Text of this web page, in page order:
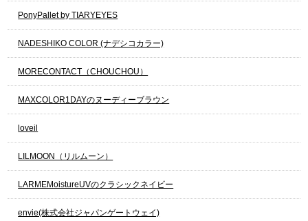
PonyPallet by TIARYEYES
NADESHIKO COLOR (ナデシコカラー)
MORECONTACT（CHOUCHOU）
MAXCOLOR1DAYのヌーディーブラウン
loveil
LILMOON（リルムーン）
LARMEMoistureUVのクラシックネイビー
envie(株式会社ジャパンゲートウェイ)